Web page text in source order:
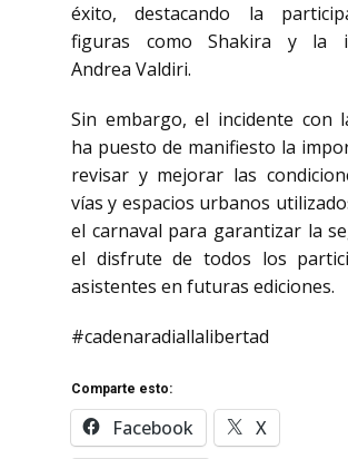
éxito, destacando la
figuras como Shakira y la
Andrea Valdiri.
Sin embargo, el incidente con
ha puesto de manifiesto la
revisar y mejorar las
vías y espacios urbanos
el carnaval para garantizar la
el disfrute de todos los
asistentes en futuras ediciones.
#cadenaradiallalibertad
Comparte esto:
Facebook
X